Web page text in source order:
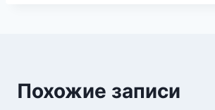
Похожие записи